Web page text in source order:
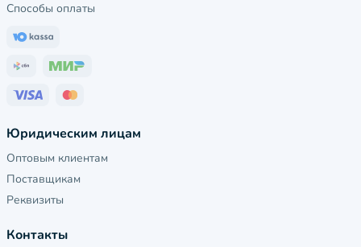
Способы оплаты
Юридическим лицам
Оптовым клиентам
Поставщикам
Реквизиты
Контакты